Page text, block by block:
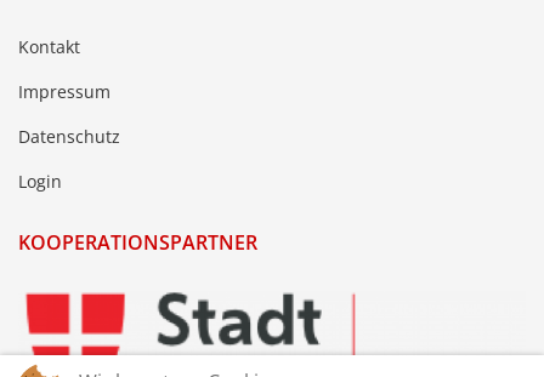
Kontakt
Impressum
Datenschutz
Login
KOOPERATIONSPARTNER